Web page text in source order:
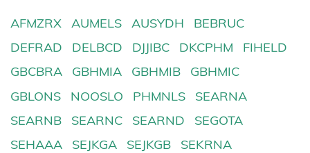
AFMZRX AUMELS AUSYDH
BEBRUC
DEFRAD
DELBCD DJJIBC DKCPHM
FIHELD
GBCBRA
GBHMIA GBHMIB
GBHMIC
GBLONS
NOOSLO PHMNLS
SEARNA
SEARNB
SEARNC SEARND
SEGOTA
SEHAAA
SEJKGA SEJKGB
SEKRNA